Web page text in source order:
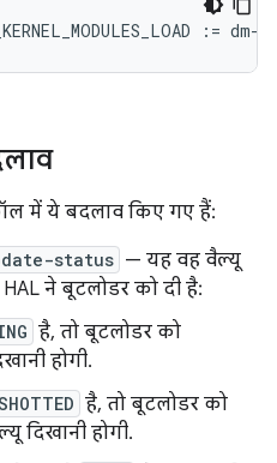
:= dm-
में ये बदलाव किए गए हैं:
status — यह वह वैल्यू
ने बूटलोडर को दी है:
है, तो बूटलोडर को
होगी.
है, तो बूटलोडर को
दिखानी होगी.